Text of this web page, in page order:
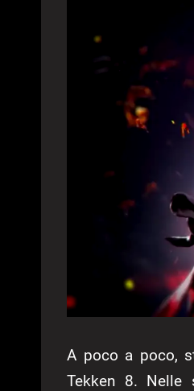
A poco a poco,
Tekken 8. Nelle